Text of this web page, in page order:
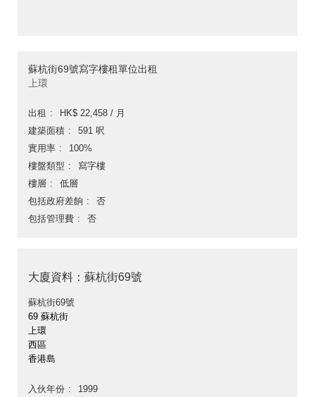
蘇杭街69號寫字樓租單位出租
上環
出租
HK$ 22,458 / 月
建築面積
591 呎
實用率
100%
樓盤類型
寫字樓
樓層
低層
包括政府差餉
否
包括管理費
否
大廈資料：蘇杭街69號
蘇杭街69號
69 蘇杭街
上環
西區
香港島
入伙年份
1999